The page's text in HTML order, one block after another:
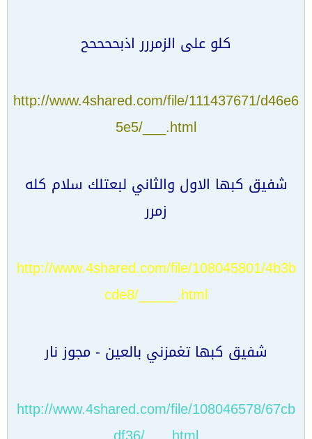
كلو على الزمررر اذبححححح
http://www.4shared.com/file/111437671/d46e6
5e5/___.html
شفيق كبها الاول والثاني لبعتلك سلام كله
زمرر
http://www.4shared.com/file/108045801/4b3b
cde8/_____.html
شفيق كبها تغمزني بالعين - مجوز نار
http://www.4shared.com/file/108046578/67cb